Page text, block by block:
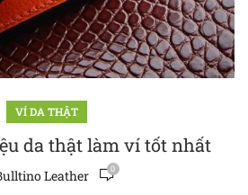
VÍ DA THẬT
da thật làm ví tốt nhất
Leather 0